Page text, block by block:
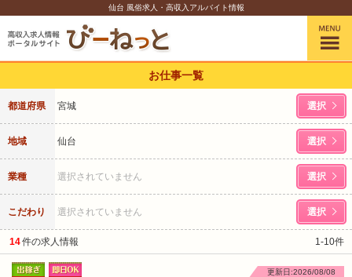
仙台 風俗求人・高収入アルバイト情報
お仕事一覧
都道府県 宮城 選択
地域 仙台 選択
業種 選択されていません 選択
こだわり 選択されていません 選択
14件の求人情報 1-10件
更新日:2026/08/08